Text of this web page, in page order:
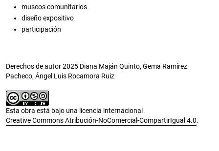
museos comunitarios
diseño expositivo
participación
Derechos de autor 2025 Diana Maján Quinto, Gema Ramírez
Pacheco, Ángel Luis Rocamora Ruiz
Esta obra está bajo una licencia internacional
Creative Commons Atribución-NoComercial-CompartirIgual 4.0.